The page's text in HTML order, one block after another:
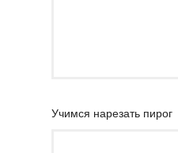
Учимся нарезать пирог